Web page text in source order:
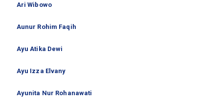
Ari Wibowo
Aunur Rohim Faqih
Ayu Atika Dewi
Ayu Izza Elvany
Ayunita Nur Rohanawati